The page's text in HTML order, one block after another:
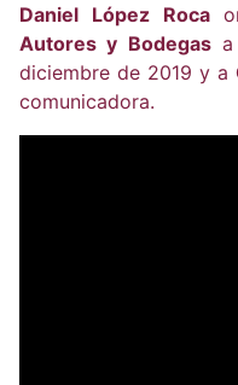
Daniel López Roca
Autores y Bodegasa
diciembre de 2019 y a
comunicadora.